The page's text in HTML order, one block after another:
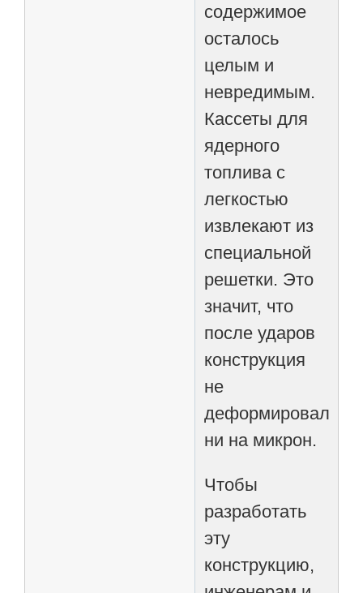
содержимое
осталось
целым и
невредимым.
Кассеты для
ядерного
топлива с
легкостью
извлекают из
специальной
решетки. Это
значит, что
после ударов
конструкция
не
деформировалась
ни на микрон.
Чтобы
разработать
эту
конструкцию,